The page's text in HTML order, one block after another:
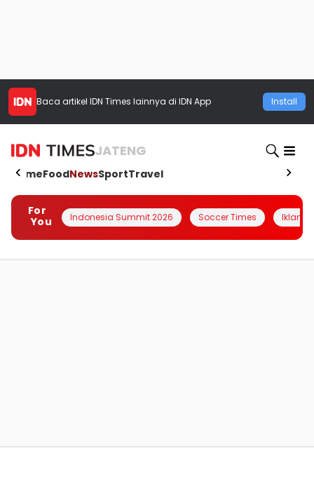
Baca artikel IDN Times lainnya di IDN App Install
JATENG
HomeFoodNewsSportTravel
For
You
Indonesia Summit 2026 Soccer Times Iklanin